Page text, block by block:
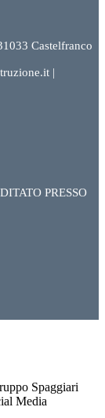
Castelfranco
|
PRESSO
Spaggiari
Media